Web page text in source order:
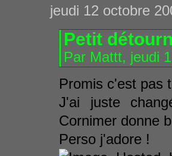
jeudi 12 octobre
Petit
Par Mattt, jeudi
Promis c'est pas
J'ai juste
Cornimer donne
Perso j'adore !